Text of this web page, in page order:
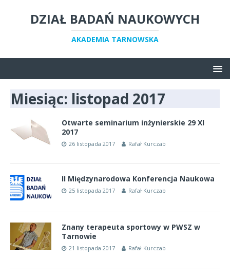
DZIAŁ BADAŃ NAUKOWYCH
AKADEMIA TARNOWSKA
Miesiąc: listopad 2017
Otwarte seminarium inżynierskie 29 XI
2017
26 listopada 2017 Rafał Kurczab
II Międzynarodowa Konferencja Naukowa
25 listopada 2017 Rafał Kurczab
Znany terapeuta sportowy w PWSZ w
Tarnowie
21 listopada 2017 Rafał Kurczab